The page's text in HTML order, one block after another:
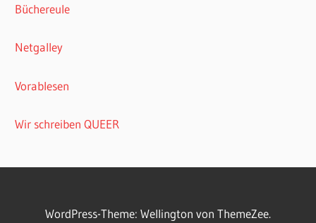
Büchereule
Netgalley
Vorablesen
Wir schreiben QUEER
WordPress-Theme: Wellington von ThemeZee.